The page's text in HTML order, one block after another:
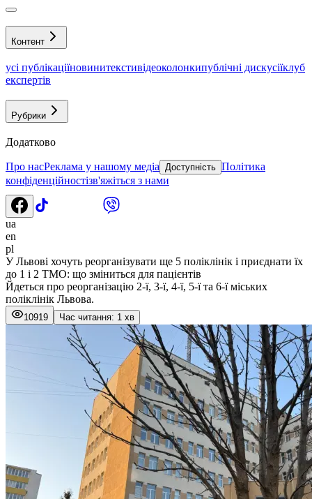
Контент
усі публікаціїновинитекстивідеоколонкипублічні дискусіїклуб
експертів
Рубрики
Додатково
Про насРеклама у нашому медіа Доступність Політика
конфіденційностізв'яжіться з нами
ua
en
pl
У Львові хочуть реорганізувати ще 5 поліклінік і приєднати їх
до 1 і 2 ТМО: що зміниться для пацієнтів
Йдеться про реорганізацію 2-ї, 3-ї, 4-ї, 5-ї та 6-ї міських
поліклінік Львова.
10919 Час читання: 1 хв